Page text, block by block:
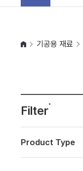
기공용 재료
Filter
Product Type